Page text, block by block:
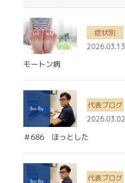
症状別
2026.03.13
モートン病
代表ブログ
2026.03.02
＃686 ほっとした
代表ブログ